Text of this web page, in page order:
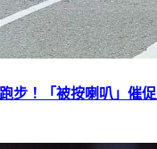
步！「被按喇叭」催